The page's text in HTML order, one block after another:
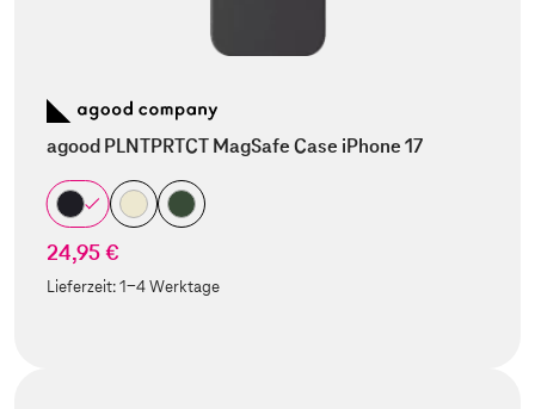
agood PLNTPRTCT MagSafe Case iPhone 17
24,95 €
Lieferzeit:1-4 Werktage